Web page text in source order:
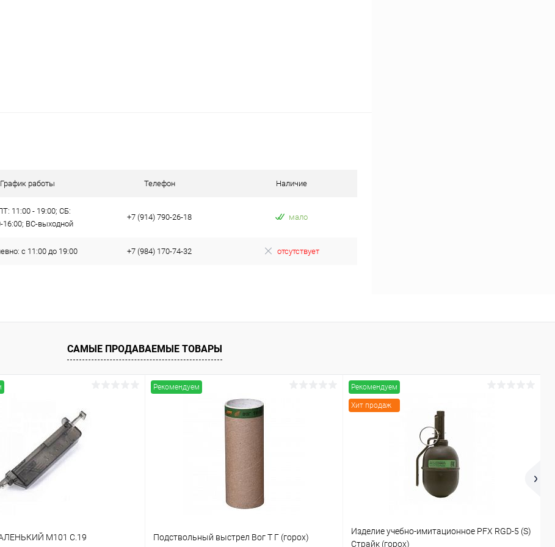
График работы Телефон Наличие
11:00 - 19:00; СБ:
16:00; ВС-выходной
+7 (914) 790-26-18 мало
с 11:00 до 19:00 +7 (984) 170-74-32 отсутствует
САМЫЕ ПРОДАВАЕМЫЕ ТОВАРЫ
M101 C.19
Рекомендуем
Подствольный выстрел Вог Т Г (горох)
Рекомендуем
Хит продаж
Изделие учебно-имитационное PFX RGD-5 (S)
Страйк (горох)